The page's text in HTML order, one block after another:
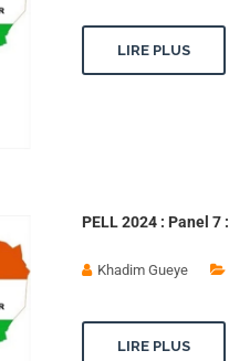
LIRE PLUS
PELL 2024 : Panel
Khadim Gueye
LIRE PLUS